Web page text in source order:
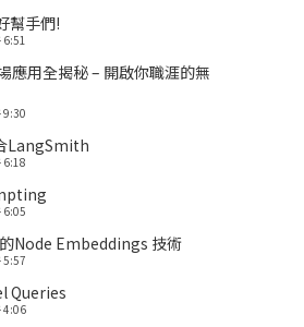
幫手們!
6:51
應用全揭秘 – 開啟你職涯的無
9:30
LangSmith
6:18
6:05
Node Embeddings 技術
5:57
Queries
4:06